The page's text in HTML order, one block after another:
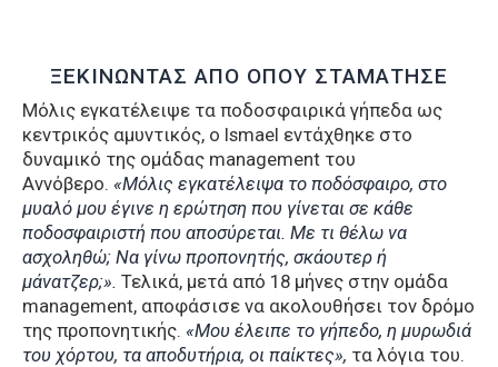
ΞΕΚΙΝΩΝΤΑΣ ΑΠΟ ΟΠΟΥ ΣΤΑΜΑΤΗΣΕ
Μόλις εγκατέλειψε τα ποδοσφαιρικά γήπεδα ως
κεντρικός αμυντικός, o Ismael εντάχθηκε στο
δυναμικό της ομάδας management του
Αννόβερο. «Μόλις εγκατέλειψα το ποδόσφαιρο, στο
μυαλό μου έγινε η ερώτηση που γίνεται σε κάθε
ποδοσφαιριστή που αποσύρεται. Με τι θέλω να
ασχοληθώ; Να γίνω προπονητής, σκάουτερ ή
μάνατζερ;». Τελικά, μετά από 18 μήνες στην ομάδα
management, αποφάσισε να ακολουθήσει τον δρόμο
της προπονητικής. «Μου έλειπε το γήπεδο, η μυρωδιά
του χόρτου, τα αποδυτήρια, οι παίκτες», τα λόγια του.